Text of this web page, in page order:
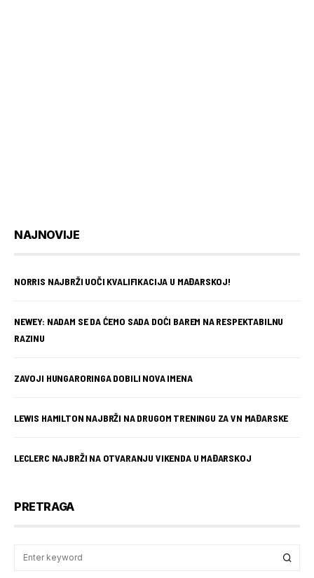
NAJNOVIJE
NORRIS NAJBRŽI UOČI KVALIFIKACIJA U MAĐARSKOJ!
NEWEY: NADAM SE DA ĆEMO SADA DOĆI BAREM NA RESPEKTABILNU
RAZINU
ZAVOJI HUNGARORINGA DOBILI NOVA IMENA
LEWIS HAMILTON NAJBRŽI NA DRUGOM TRENINGU ZA VN MAĐARSKE
LECLERC NAJBRŽI NA OTVARANJU VIKENDA U MAĐARSKOJ
PRETRAGA